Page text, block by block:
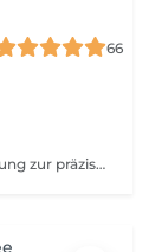
66
Microblading ist eine exklusive Härchenzeichnung zur präzisen Formung und Verdichtung der Augenbrauen. Die Behandlung wird von einer zertifizierten PMU-Master-Artistin durchgeführt und sorgt für ein natürliches, typgerechtes Ergebnis mit einer Haltbarkeit von 12 bis 36 Monaten.